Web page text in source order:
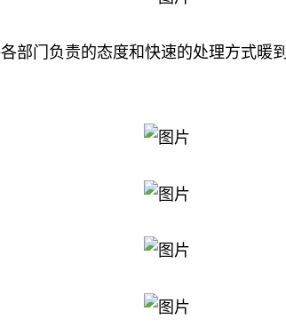
门负责的态度和快速的处理方式暖